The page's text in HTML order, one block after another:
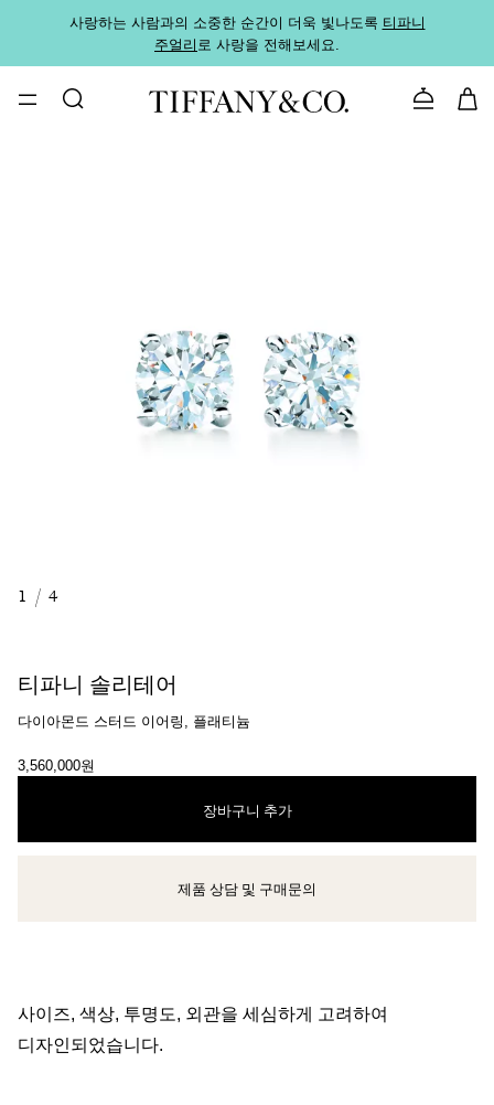
사랑하는 사람과의 소중한 순간이 더욱 빛나도록 티파니
주얼리로 사랑을 전해보세요.
문의하기
1 / 4
티파니 솔리테어
다이아몬드 스터드 이어링, 플래티늄
3,560,000원
장바구니 추가
클라이언트 어드바이저에게 문의하거나 예약하세요
제품 상담 및 구매문의
사이즈, 색상, 투명도, 외관을 세심하게 고려하여
디자인되었습니다.